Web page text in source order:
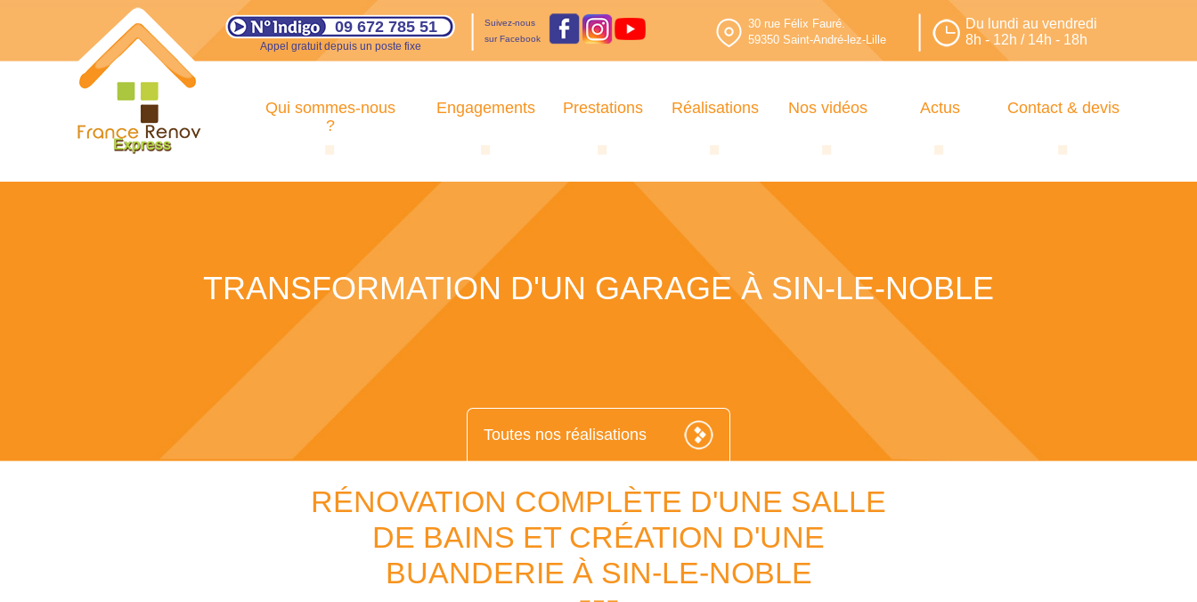
09 672 785 51
Appel gratuit depuis un poste fixe
Suivez-nous
sur Facebook
30 rue Félix Fauré.
59350 Saint-André-lez-Lille
Du lundi au vendredi
8h - 12h / 14h - 18h
Qui sommes-nous
?
Engagements Prestations Réalisations Nos vidéos Actus Contact & devis
TRANSFORMATION D'UN GARAGE À SIN-LE-NOBLE
Toutes nos réalisations
RÉNOVATION COMPLÈTE D'UNE SALLE
DE BAINS ET CRÉATION D'UNE
BUANDERIE À SIN-LE-NOBLE